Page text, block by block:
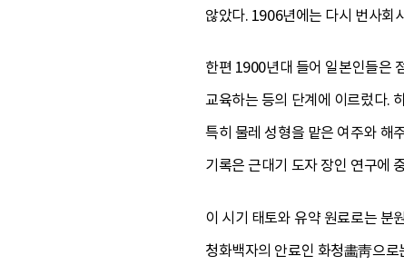
않았다. 1906년에는 다시 번사회
한편 1900년대 들어 일본인들은
교육하는 등의 단계에 이르렀다.
특히 물레 성형을 맡은 여주와 해
기록은 근대기 도자 장인 연구에
이 시기 태토와 유약 원료로는 분
청화백자의 안료인 화청畵靑으